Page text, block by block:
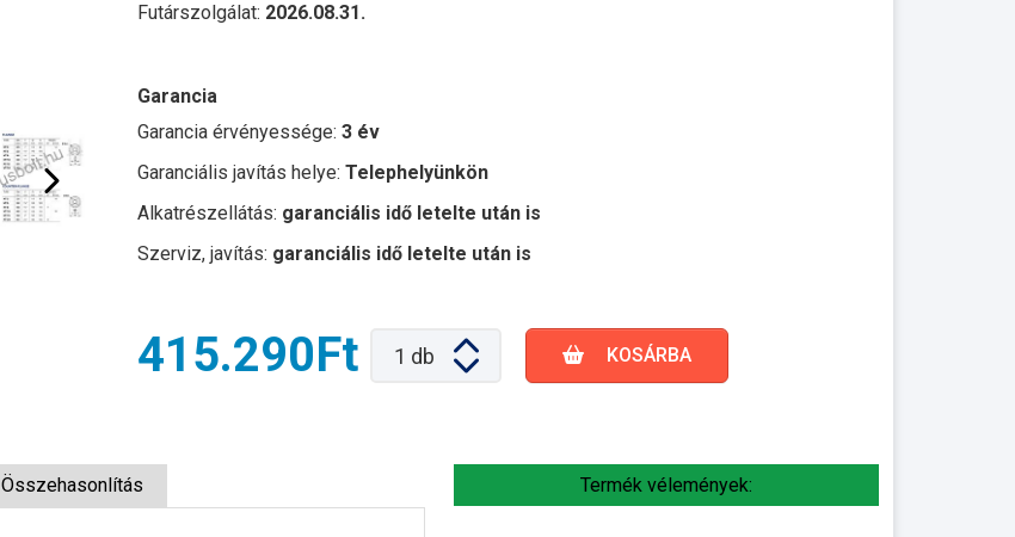
Futárszolgálat: 2026.08.31.
Garancia
Garancia érvényessége: 3 év
Garanciális javítás helye: Telephelyünkön
Alkatrészellátás: garanciális idő letelte után is
Szerviz, javítás: garanciális idő letelte után is
415.290Ft 1 db KOSÁRBA
Összehasonlítás Termék vélemények: